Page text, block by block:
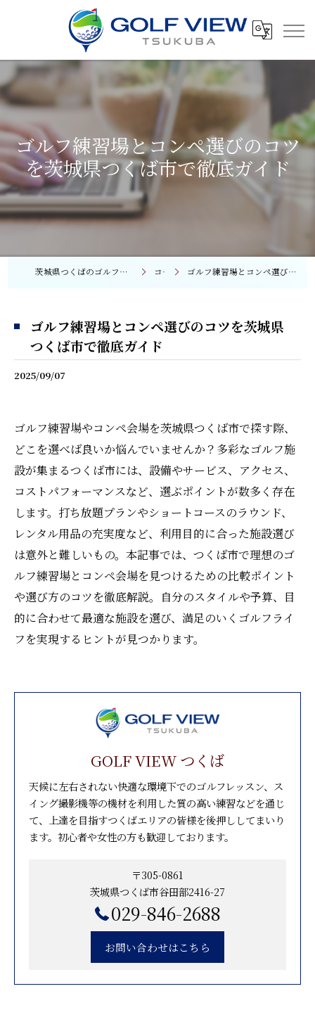
ゴルフ練習場とコンペ選びのコツ
を茨城県つくば市で徹底ガイド
茨城県つくばのゴルフレッスンならGOLF VIEW つくば コラム ゴルフ練習場とコンペ選びのコツを茨城県つくば市で徹底ガイド
ゴルフ練習場とコンペ選びのコツを茨城県
つくば市で徹底ガイド
2025/09/07
ゴルフ練習場やコンペ会場を茨城県つくば市で探す際、
どこを選べば良いか悩んでいませんか？多彩なゴルフ施
設が集まるつくば市には、設備やサービス、アクセス、
コストパフォーマンスなど、選ぶポイントが数多く存在
します。打ち放題プランやショートコースのラウンド、
レンタル用品の充実度など、利用目的に合った施設選び
は意外と難しいもの。本記事では、つくば市で理想のゴ
ルフ練習場とコンペ会場を見つけるための比較ポイント
や選び方のコツを徹底解説。自分のスタイルや予算、目
的に合わせて最適な施設を選び、満足のいくゴルフライ
フを実現するヒントが見つかります。
GOLF VIEW つくば
天候に左右されない快適な環境下でのゴルフレッスン、ス
イング撮影機等の機材を利用した質の高い練習などを通じ
て、上達を目指すつくばエリアの皆様を後押ししてまいり
ます。初心者や女性の方も歓迎しております。
〒305-0861
茨城県つくば市谷田部2416-27
029-846-2688
お問い合わせはこちら